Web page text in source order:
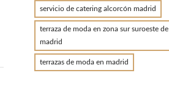
servicio de catering alcorcón madrid
terraza de moda en zona sur suroeste de
madrid
terrazas de moda en madrid